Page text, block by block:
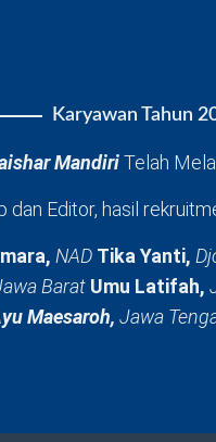
Karyawan Tahun
MandiriTelah
Editor, hasil
NAD Tika Yanti,
Barat Umu Latifah,
Maesaroh, Jawa